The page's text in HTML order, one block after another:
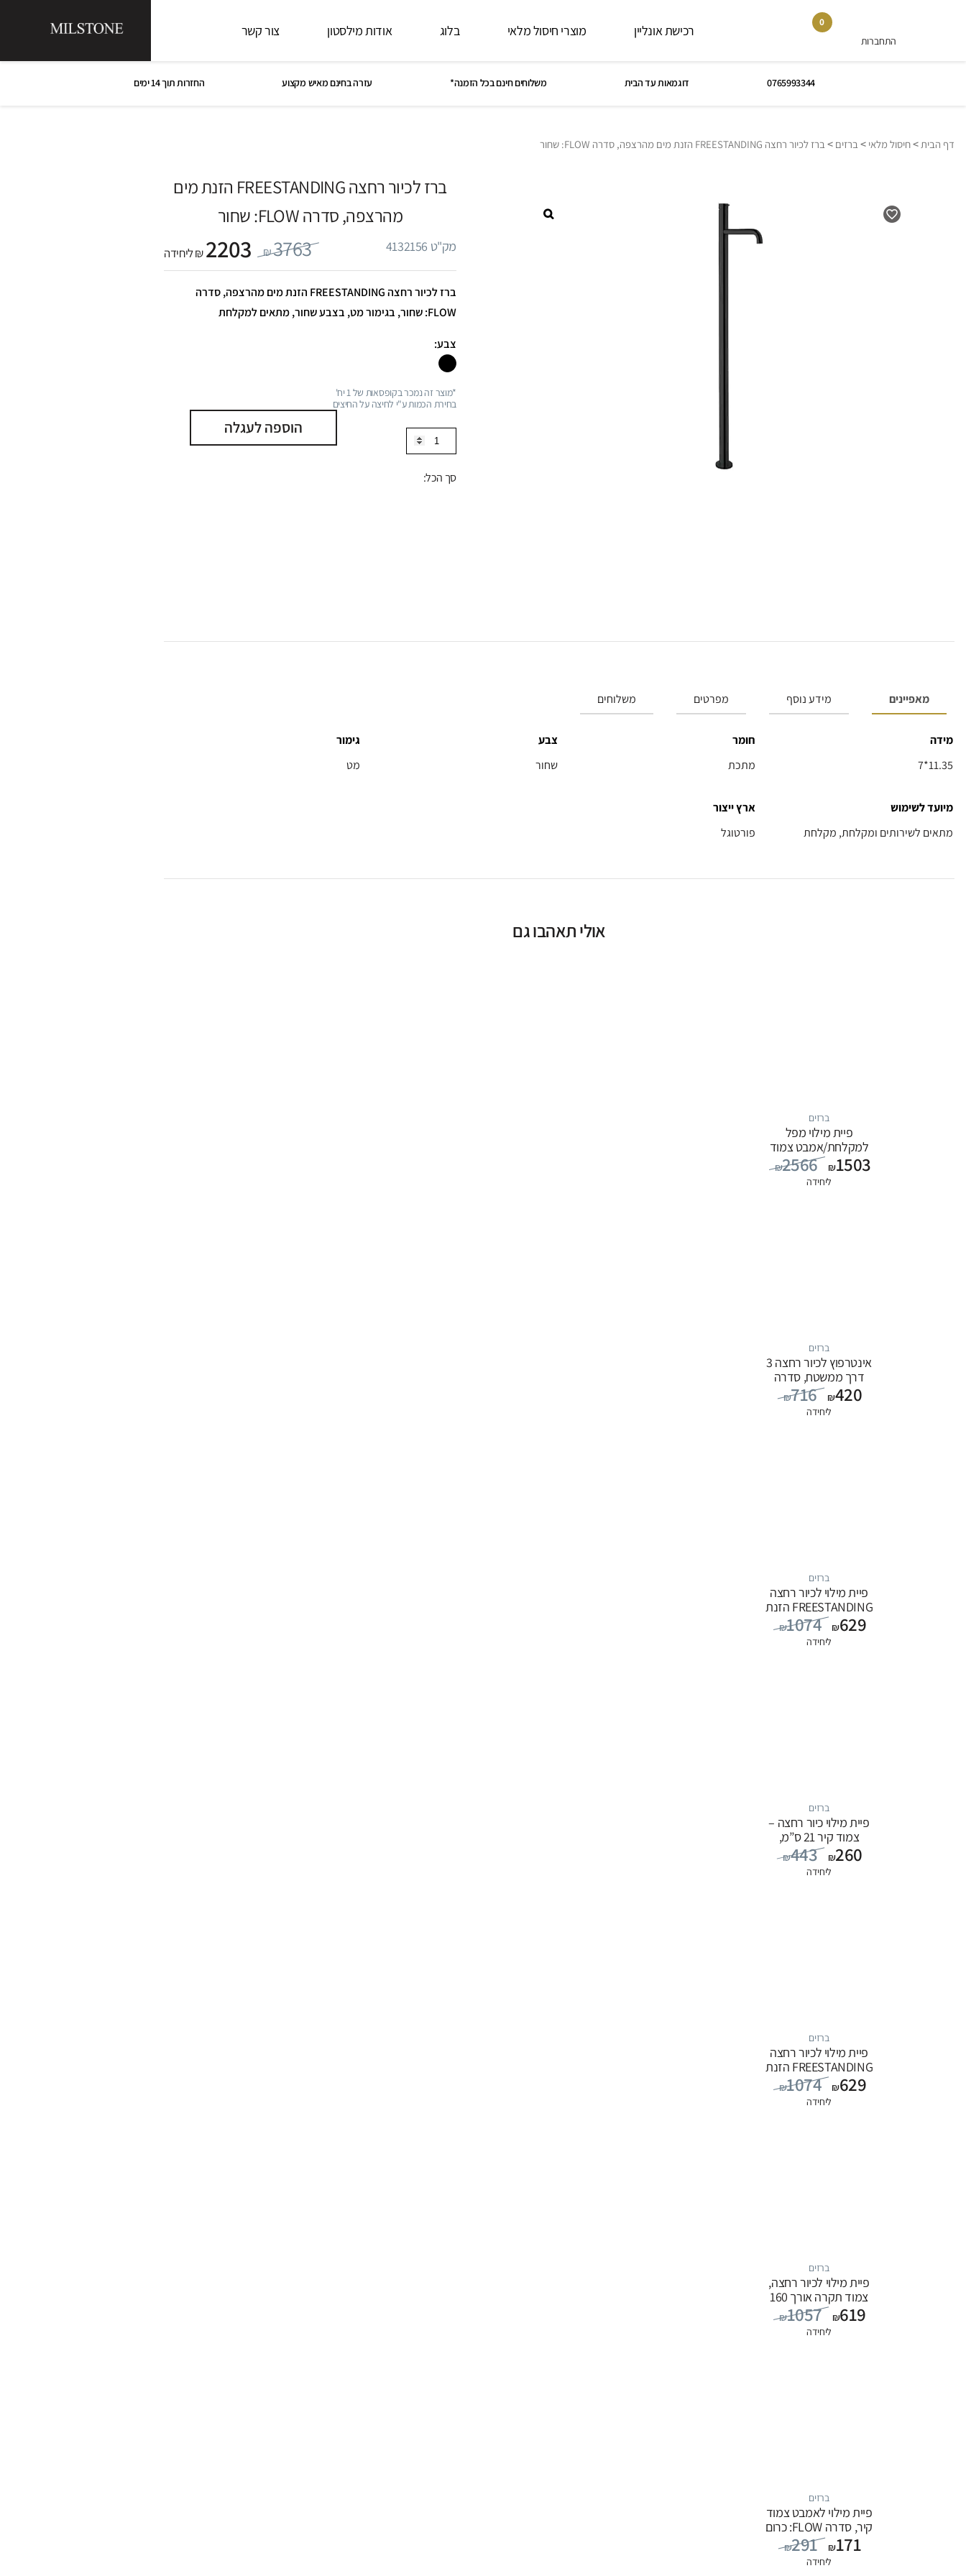
התחברות
0
רכישת אונליין מוצרי חיסול מלאי בלוג אודות מילסטון צור קשר
0765993344 דוגמאות עד הבית משלוחים חינם בכל הזמנה* עזרה בחינם מאיש מקצוע החזרות תוך 14 ימים
דף הבית>חיסול מלאי > ברזים > ברז לכיור רחצה FREESTANDING הזנת מים מהרצפה, סדרה FLOW: שחור
ברז לכיור רחצה FREESTANDING הזנת מים
מהרצפה, סדרה FLOW: שחור
מק"ט 4132156 2203₪ ליחידה 3763
₪
ברז לכיור רחצה FREESTANDING הזנת מים מהרצפה, סדרה
FLOW: שחור, בגימור מט, בצבע שחור, מתאים למקלחת
צבע:
*מוצר זה נמכר בקופסאות של 1 יח'
בחירת הכמות ע"י לחיצה על החיצים
כמות
לכיור
סך הכל:
הוספה לעגלה
מאפיינים מידע נוסף מפרטים משלוחים
מידה
7*11.35
חומר
מתכת
צבע
שחור
גימור
מט
מיועד לשימוש
מתאים לשירותים ומקלחת, מקלחת
ארץ ייצור
פורטוגל
אולי תאהבו גם
ברזים
פיית מילוי מפל
למקלחת/אמבט צמוד
קיר, סדרה ITAP: כרום
₪2566 ₪1503
ליחידה
ברזים
אינטרפוץ לכיור רחצה 3
דרך ממשטח, סדרה
FLOW: כרום
₪716 ₪420
ליחידה
ברזים
פיית מילוי לכיור רחצה
FREESTANDING הזנת
מים מהרצפה, סדרה
FLOW: שחור
₪1074 ₪629
ליחידה
ברזים
פיית מילוי כיור רחצה –
צמוד קיר 21 ס”מ,
סדרה FLOW: כרום
₪443 ₪260
ליחידה
ברזים
פיית מילוי לכיור רחצה
FREESTANDING הזנת
מים מהרצפה, סדרה
FLOW: לבן
₪1074 ₪629
ליחידה
ברזים
פיית מילוי לכיור רחצה,
צמוד תקרה אורך 160
שחור
₪1057 ₪619
ליחידה
ברזים
פיית מילוי לאמבט צמוד
קיר, סדרה FLOW: כרום
₪291 ₪171
ליחידה